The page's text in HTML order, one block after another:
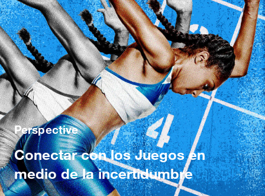
Perspective
Conectar con los Juegos en
medio de la incertidumbre